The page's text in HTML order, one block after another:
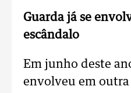
Guarda já se
escândalo
Em junho deste
envolveu em outra